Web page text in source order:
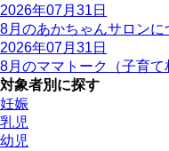
2026年07月31日
8月のあかちゃんサロンに
2026年07月31日
8月のママトーク（子育て
対象者別に探す
妊娠
乳児
幼児